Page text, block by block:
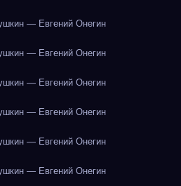
— Евгений Онегин
— Евгений Онегин
— Евгений Онегин
— Евгений Онегин
— Евгений Онегин
— Евгений Онегин